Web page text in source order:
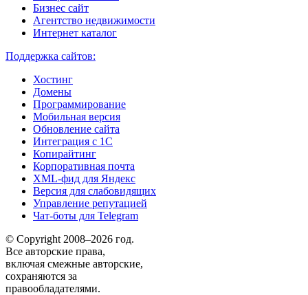
Бизнес сайт
Агентство недвижимости
Интернет каталог
Поддержка сайтов:
Хостинг
Домены
Программирование
Мобильная версия
Обновление сайта
Интеграция с 1С
Копирайтинг
Корпоративная почта
XML-фид для Яндекс
Версия для слабовидящих
Управление репутацией
Чат-боты для Telegram
© Copyright 2008–2026 год.
Все авторские права,
включая смежные авторские,
сохраняются за
правообладателями.